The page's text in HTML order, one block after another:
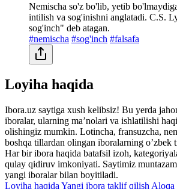
Nemischa so'z bo'lib, yetib
intilish va sog'inishni anglatadi. C.S.
sog'inch" deb atagan.
#nemischa #sog'inch #falsafa
Loyiha haqida
Ibora.uz saytiga xush kelibsiz! Bu yerda
iboralar, ularning maʼnolari va ishlatilishi
olishingiz mumkin. Lotincha, fransuzcha,
boshqa tillardan olingan iboralarning oʼzbek
Har bir ibora haqida batafsil izoh,
qulay qidiruv imkoniyati. Saytimiz
yangi iboralar bilan boyitiladi.
Loyiha haqida Yangi ibora taklif qilish Aloqa